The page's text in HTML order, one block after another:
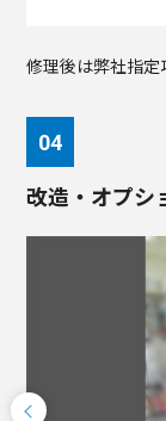
修理後は弊社指
改造・オプシ